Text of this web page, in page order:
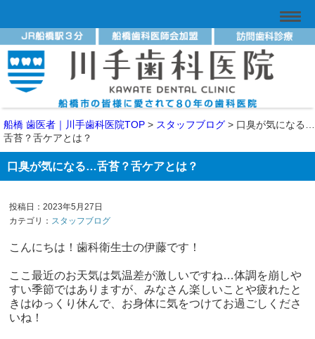
船橋 歯医者｜川手歯科医院TOP > スタッフブログ > 口臭が気になる…
舌苔？舌ケアとは？
口臭が気になる…舌苔？舌ケアとは？
投稿日：2023年5月27日
カテゴリ： スタッフブログ
こんにちは！歯科衛生士の伊藤です！
ここ最近のお天気は気温差が激しいですね…体調を崩しや
すい季節ではありますが、みなさん楽しいことや疲れたと
きはゆっくり休んで、お身体に気をつけてお過ごしくださ
いね！